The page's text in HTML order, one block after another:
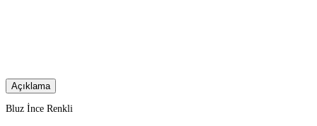
Açıklama
Bluz İnce Renkli